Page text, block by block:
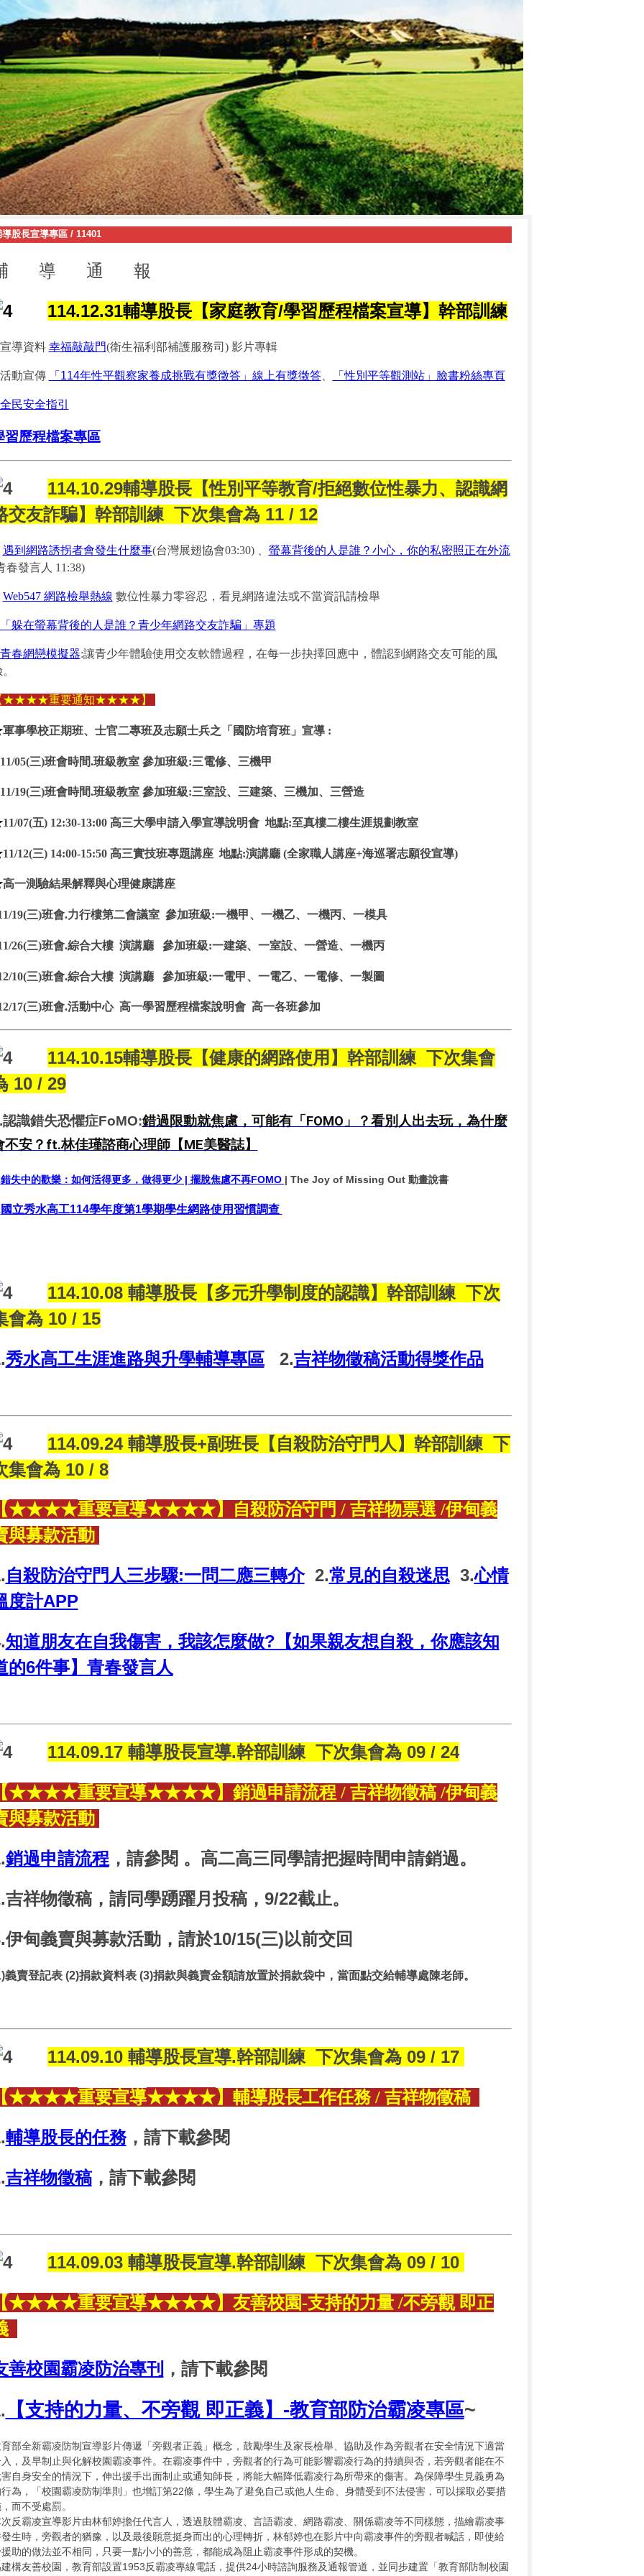
導股長宣導專區/ 11401
導 通 報
114.12.31輔導股長【家庭教育/學習歷程檔案宣導】幹部訓練
導資料 幸福敲敲門(衛生福利部補護服務司) 影片專輯
動宣傳 「114年性平觀察家養成挑戰有獎徵答」線上有獎徵答、 「性別平等觀測站」臉書粉絲專頁
全民安全指引
習歷程檔案專區
114.10.29輔導股長【性別平等教育/拒絕數位性暴力、認識網
交友詐騙】幹部訓練 下次集會為 11 / 12
遇到網路誘拐者會發生什麼事(台灣展翅協會03:30) 、 螢幕背後的人是誰？小心，你的私密照正在外流
春發言人 11:38)
Web547 網路檢舉熱線 數位性暴力零容忍，看見網路違法或不當資訊請檢舉
「躲在螢幕背後的人是誰？青少年網路交友詐騙」專題
青春網戀模擬器:讓青少年體驗使用交友軟體過程，在每一步抉擇回應中，體認到網路交友可能的風
★★★★重要通知★★★★ 】
軍事學校正期班、士官二專班及志願士兵之「國防培育班」宣導 :
05(三)班會時間.班級教室 參加班級:三電修、三機甲
19(三)班會時間.班級教室 參加班級:三室設、三建築、三機加、三營造
11/07(五) 12:30-13:00 高三大學申請入學宣導說明會 地點:至真樓二樓生涯規劃教室
11/12(三) 14:00-15:50 高三實技班專題講座 地點:演講廳 (全家職人講座+海巡署志願役宣導)
高一測驗結果解釋與心理健康講座
19(三)班會.力行樓第二會議室 參加班級:一機甲、一機乙、一機丙、一模具
26(三)班會.綜合大樓 演講廳 參加班級:一建築、一室設、一營造、一機丙
10(三)班會.綜合大樓 演講廳 參加班級:一電甲、一電乙、一電修、一製圖
17(三)班會.活動中心 高一學習歷程檔案說明會 高一各班參加
114.10.15輔導股長【健康的網路使用】幹部訓練 下次集會
10 / 29
識錯失恐懼症FoMO:錯過限動就焦慮，可能有「FOMO」？看別人出去玩，為什麼
不安？ft.林佳瑾諮商心理師【ME美醫誌】
錯失中的歡樂：如何活得更多，做得更少 | 擺脫焦慮不再FOMO | The Joy of Missing Out 動畫說書
國立秀水高工114學年度第1學期學生網路使用習慣調查
114.10.08 輔導股長【多元升學制度的認識】幹部訓練 下次
會為 10 / 15
秀水高工生涯進路與升學輔導專區2.吉祥物徵稿活動得獎作品
114.09.24 輔導股長+副班長【自殺防治守門人】幹部訓練 下
集會為 10 / 8
★★★★重要宣導★★★★】自殺防治守門 / 吉祥物票選 /伊甸義
與募款活動
自殺防治守門人三步驟:一問二應三轉介2.常見的自殺迷思3.心情
度計APP
知道朋友在自我傷害，我該怎麼做?【如果親友想自殺，你應該知
的6件事】青春發言人
114.09.17 輔導股長宣導.幹部訓練 下次集會為 09 / 24
★★★★重要宣導★★★★】銷過申請流程 / 吉祥物徵稿 /伊甸義
與募款活動
銷過申請流程，請參閱 。高二高三同學請把握時間申請銷過。
吉祥物徵稿，請同學踴躍月投稿，9/22截止。
伊甸義賣與募款活動，請於10/15(三)以前交回
義賣登記表 (2)捐款資料表 (3)捐款與義賣金額請放置於捐款袋中，當面點交給輔導處陳老師。
114.09.10 輔導股長宣導.幹部訓練 下次集會為 09 / 17
★★★★重要宣導★★★★】輔導股長工作任務 / 吉祥物徵稿
輔導股長的任務，請下載參閱
吉祥物徵稿，請下載參閱
114.09.03 輔導股長宣導.幹部訓練 下次集會為 09 / 10
★★★★重要宣導★★★★】友善校園-支持的力量 /不旁觀 即正
善校園霸凌防治專刊 ，請下載參閱
【支持的力量、不旁觀 即正義】-教育部防治霸凌專區~
部全新霸凌防制宣導影片傳遞「旁觀者正義」概念，鼓勵學生及家長檢舉、協助及作為旁觀者在安全情況下適當
，及早制止與化解校園霸凌事件。在霸凌事件中，旁觀者的行為可能影響霸凌行為的持續與否，若旁觀者能在不
自身安全的情況下，伸出援手出面制止或通知師長，將能大幅降低霸凌行為所帶來的傷害。為保障學生見義勇為
為，「校園霸凌防制準則」也增訂第22條，學生為了避免自己或他人生命、身體受到不法侵害，可以採取必要措
而不受處罰。
反霸凌宣導影片由林郁婷擔任代言人，透過肢體霸凌、言語霸凌、網路霸凌、關係霸凌等不同樣態，描繪霸凌事
生時，旁觀者的猶豫，以及最後願意挺身而出的心理轉折，林郁婷也在影片中向霸凌事件的旁觀者喊話，即使給
助的做法並不相同，只要一點小小的善意，都能成為阻止霸凌事件形成的契機。
構友善校園，教育部設置1953反霸凌專線電話，提供24小時諮詢服務及通報管道，並同步建置「教育部防制校園